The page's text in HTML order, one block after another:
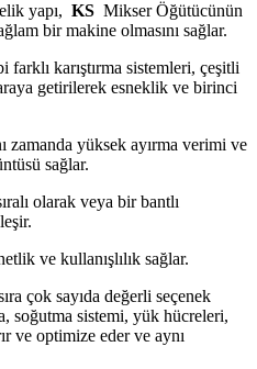
yapı, KS Mikser Öğütücünün
bir makine olmasını sağlar.
karıştırma sistemleri, çeşitli
getirilerek esneklik ve birinci
zamanda yüksek ayırma verimi ve
sağlar.
olarak veya bir bantlı
ve kullanışlılık sağlar.
çok sayıda değerli seçenek
soğutma sistemi, yük hücreleri,
ve optimize eder ve aynı